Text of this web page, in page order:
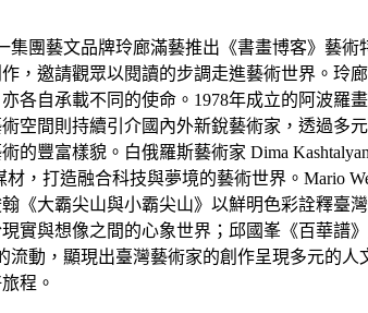
團藝文品牌玲廊滿藝推出《書畫博客》藝
，邀請觀眾以閱讀的步調走進藝術世界。玲
各自承載不同的使命。1978年成立的阿波
空間則持續引介國內外新銳藝術家，透過多
豐富樣貌。白俄羅斯藝術家 Dima
，打造融合科技與夢境的藝術世界。Mario
《大霸尖山與小霸尖山》以鮮明色彩詮釋臺
實與想像之間的心象世界；邱國峯《百華
動，顯現出臺灣藝術家的創作呈現多元的
程。